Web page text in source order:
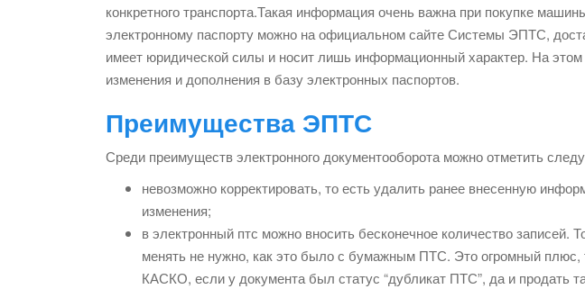
конкретного транспорта.Такая информация очень важна при покупке
электронному паспорту можно на официальном сайте Системы ЭПТС,
имеет юридической силы и носит лишь информационный характер. На
изменения и дополнения в базу электронных паспортов.
Преимущества ЭПТС
Среди преимуществ электронного документооборота можно отметить
невозможно корректировать, то есть удалить ранее внесенную
изменения;
в электронный птс можно вносить бесконечное количество
менять не нужно, как это было с бумажным ПТС. Это огромный плюс,
КАСКО, если у документа был статус “дубликат ПТС”, да и продать